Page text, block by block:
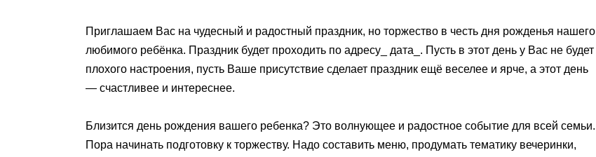
Приглашаем Вас на чудесный и радостный праздник, но торжество в честь дня рожденья нашего
любимого ребёнка. Праздник будет проходить по адресу_ дата_. Пусть в этот день у Вас не будет
плохого настроения, пусть Ваше присутствие сделает праздник ещё веселее и ярче, а этот день
— счастливее и интереснее.
Близится день рождения вашего ребенка? Это волнующее и радостное событие для всей семьи.
Пора начинать подготовку к торжеству. Надо составить меню, продумать тематику вечеринки,